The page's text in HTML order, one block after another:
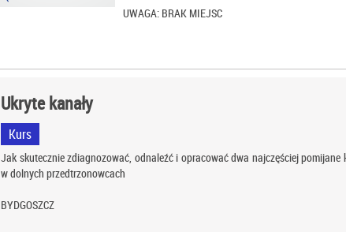
UWAGA: BRAK MIEJSC
Ukryte kanały
Kurs
Jak skutecznie zdiagnozować, odnaleźć i opracować dwa najczęściej pomijane
w dolnych przedtrzonowcach
BYDGOSZCZ